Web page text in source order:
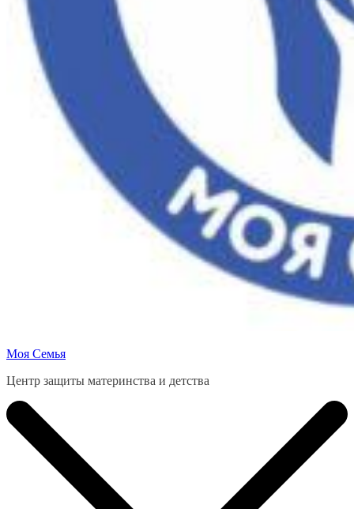
Моя Семья
Центр защиты материнства и детства